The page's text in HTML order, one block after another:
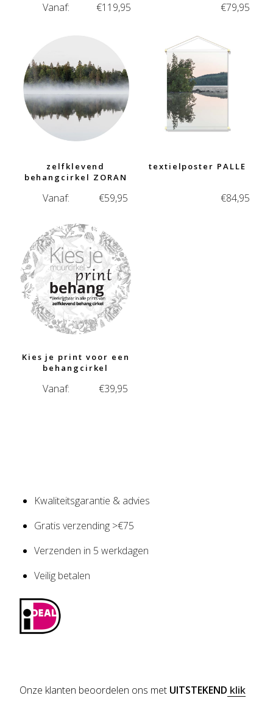
Vanaf: €119,95 €79,95
zelfklevend
behangcirkel ZORAN
Vanaf: €59,95
textielposter PALLE
€84,95
Kies je print voor een
behangcirkel
Vanaf: €39,95
Kwaliteitsgarantie & advies
Gratis verzending >€75
Verzenden in 5 werkdagen
Veilig betalen
Onze klanten beoordelen ons met UITSTEKEND klik